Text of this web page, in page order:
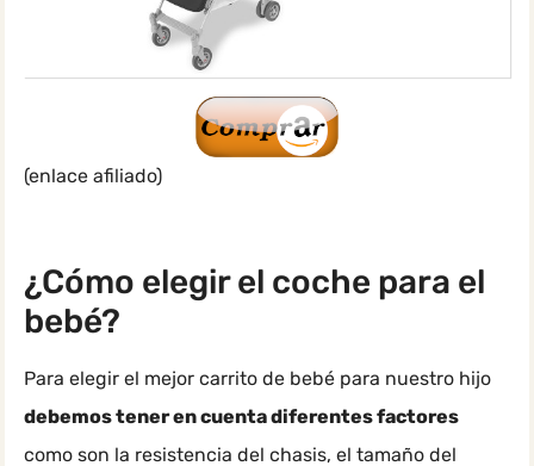
(enlace afiliado)
¿Cómo elegir el coche para el
bebé?
Para elegir el mejor carrito de bebé para nuestro hijo
debemos tener en cuenta diferentes factores
como son la resistencia del chasis, el tamaño del